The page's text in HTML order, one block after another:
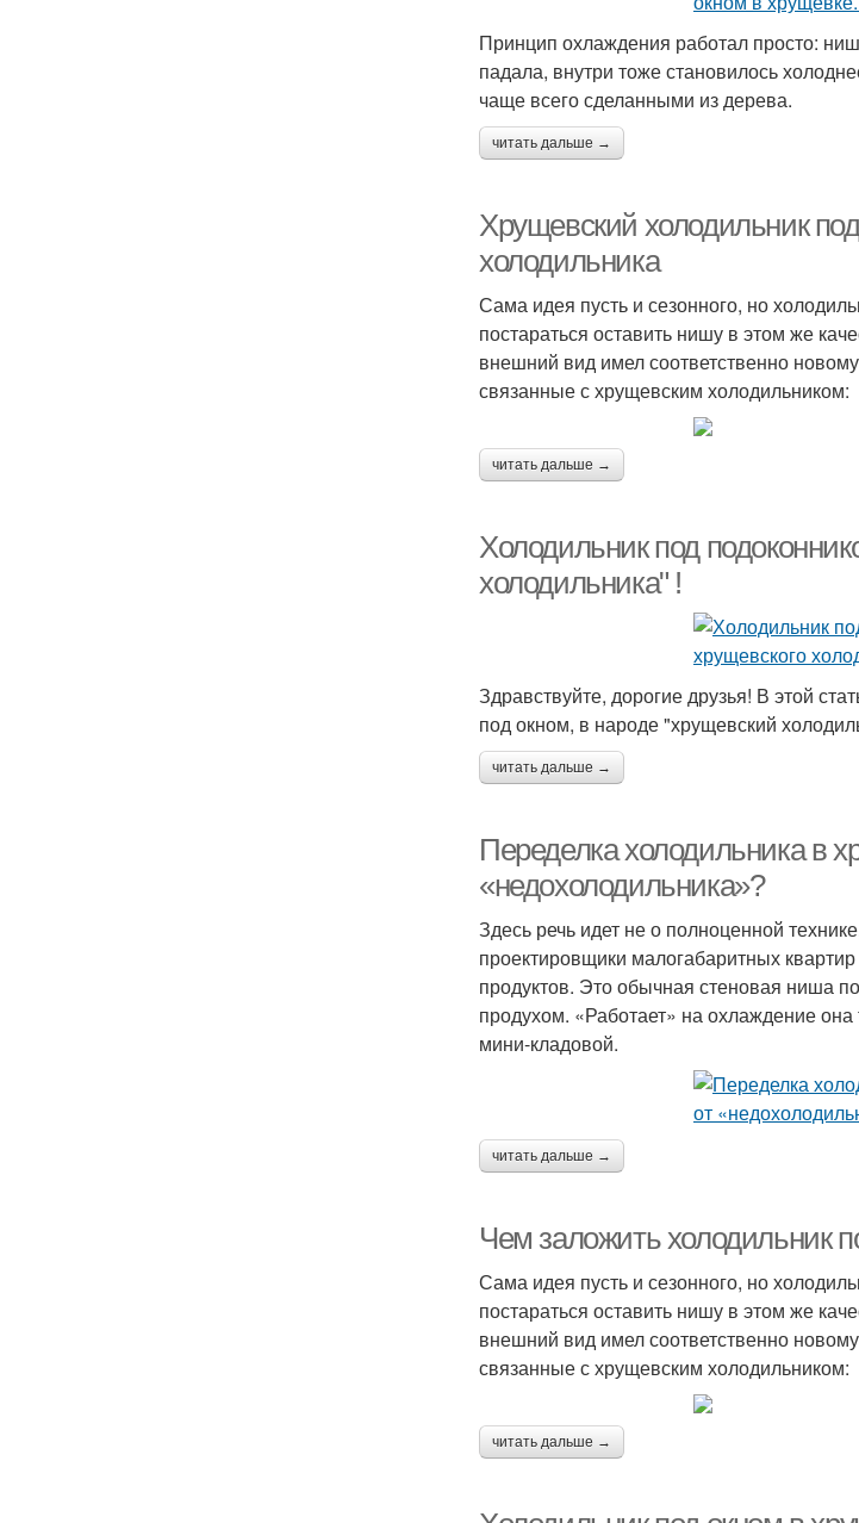
Принцип охлаждения работал просто:
падала, внутри тоже становилось
чаще всего сделанными из дерева.
читать дальше →
Хрущевский холодильник
холодильника
Сама идея пусть и сезонного, но
постараться оставить нишу в этом же
внешний вид имел соответственно
связанные с хрущевским холодильником:
читать дальше →
Холодильник под
холодильника" !
Здравствуйте, дорогие друзья! В этой
под окном, в народе "хрущевский
читать дальше →
Переделка холодильника в
«недохолодильника»?
Здесь речь идет не о полноценной
проектировщики малогабаритных
продуктов. Это обычная стеновая ниша
продухом. «Работает» на охлаждение
мини-кладовой.
читать дальше →
Чем заложить холодильник
Сама идея пусть и сезонного, но
постараться оставить нишу в этом же
внешний вид имел соответственно
связанные с хрущевским холодильником:
читать дальше →